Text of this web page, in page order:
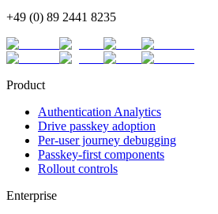
+49 (0) 89 2441 8235
Product
Authentication Analytics
Drive passkey adoption
Per-user journey debugging
Passkey-first components
Rollout controls
Enterprise